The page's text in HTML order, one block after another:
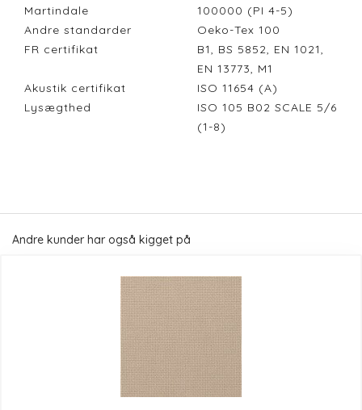
Martindale
100000 (PI 4-5)
Andre standarder
Oeko-Tex 100
FR certifikat
B1, BS 5852, EN 1021,
EN 13773, M1
Akustik certifikat
ISO 11654 (A)
Lysægthed
ISO 105 B02 SCALE 5/6
(1-8)
Andre kunder har også kigget på